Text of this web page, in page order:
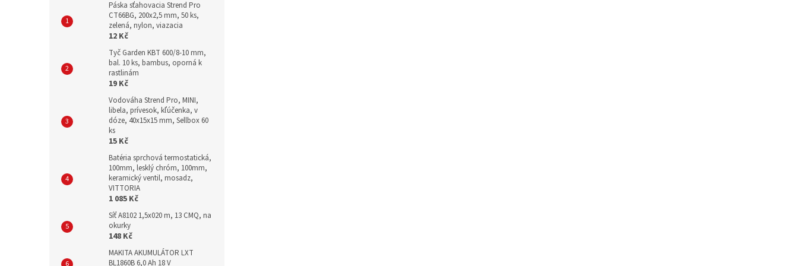
Páska sťahovacia Strend Pro
CT66BG, 200x2,5 mm, 50 ks,
zelená, nylon, viazacia
12 Kč
Tyč Garden KBT 600/8-10 mm,
bal. 10 ks, bambus, oporná k
rastlinám
19 Kč
Vodováha Strend Pro, MINI,
libela, prívesok, kľúčenka, v
dóze, 40x15x15 mm, Sellbox 60
ks
15 Kč
Batéria sprchová termostatická,
100mm, lesklý chróm, 100mm,
keramický ventil, mosadz,
VITTORIA
1 085 Kč
Síť A8102 1,5x020 m, 13 CMQ, na
okurky
148 Kč
MAKITA AKUMULÁTOR LXT
BL1860B 6,0 Ah 18 V